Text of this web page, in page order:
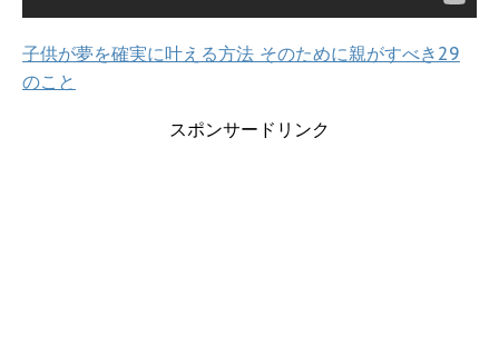
子供が夢を確実に叶える方法 そのために親がすべき29
のこと
スポンサードリンク